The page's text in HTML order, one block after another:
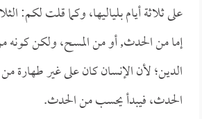
على ثلاثة أيام بلياليها، وكما قلت لكم:
إما من الحدث, أو من المسح، ولكن
الدين؛ لأن الإنسان كان على غير طهارة
الحدث، فيبدأ يحسب من الحدث.